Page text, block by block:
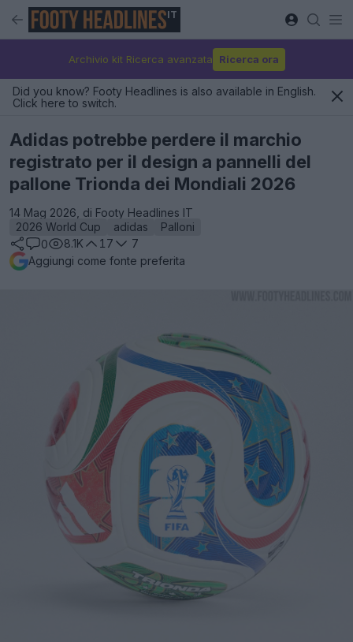
IT
Archivio kit Ricerca avanzata Ricerca ora
Did you know? Footy Headlines is also available in English.
Click here to switch.
Adidas potrebbe perdere il marchio
registrato per il design a pannelli del
pallone Trionda dei Mondiali 2026
14 Mag 2026, di Footy Headlines IT
2026 World Cup
adidas
Palloni
0
8.1K 17
7
Aggiungi come fonte preferita